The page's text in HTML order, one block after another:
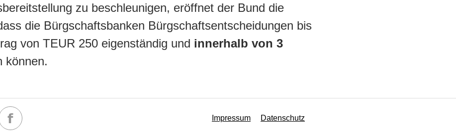
zu beschleunigen, eröffnet der Bund die
die Bürgschaftsbanken Bürgschaftsentscheidungen bis
von TEUR 250 eigenständig und innerhalb von 3
können.
Impressum Datenschutz